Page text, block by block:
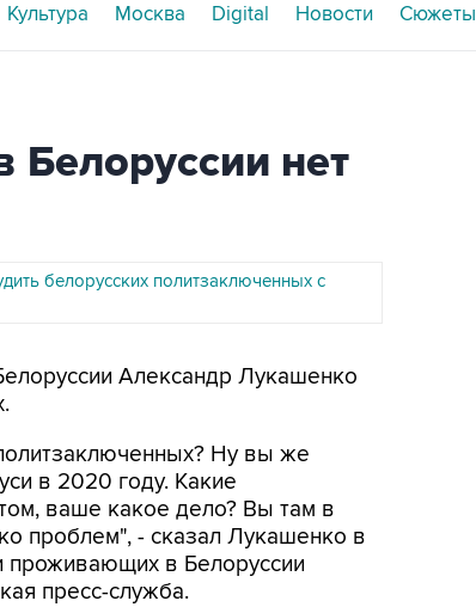
Культура Москва Digital Новости Сюжеты
Белоруссии нет
белорусских политзаключенных с
Александр Лукашенко
Ну вы же
в 2020 году. Какие
ваше какое дело? Вы там в
проблем", - сказал Лукашенко в
проживающих в Белоруссии
пресс-служба.